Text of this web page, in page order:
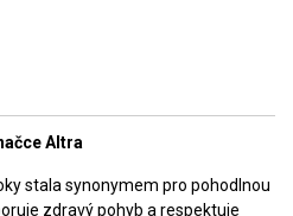
Altra
stala synonymem pro pohodlnou
zdravý pohyb a respektuje